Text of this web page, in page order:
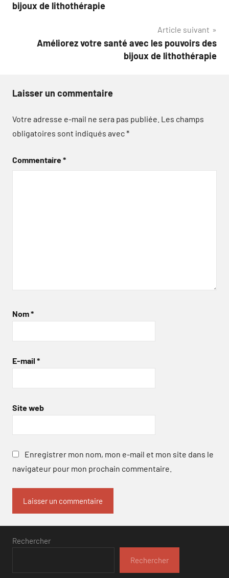
bijoux de lithothérapie
Article suivant
Améliorez votre santé avec les pouvoirs des
bijoux de lithothérapie
Laisser un commentaire
Votre adresse e-mail ne sera pas publiée. Les champs
obligatoires sont indiqués avec*
Commentaire*
Nom*
E-mail *
Site web
Enregistrer mon nom, mon e-mail et mon site dans le
navigateur pour mon prochain commentaire.
Rechercher
Rechercher